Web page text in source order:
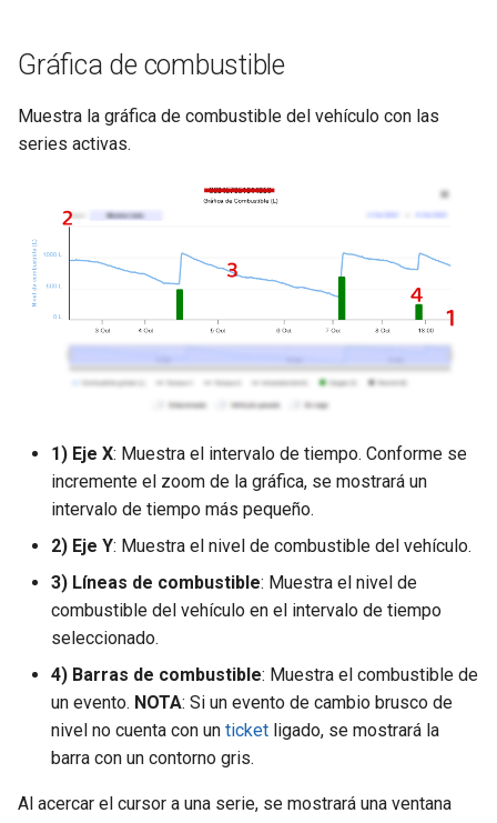
Gráfica de combustible
Muestra la gráfica de combustible del vehículo con las
series activas.
1) Eje X: Muestra el intervalo de tiempo. Conforme se
incremente el zoom de la gráfica, se mostrará un
intervalo de tiempo más pequeño.
2) Eje Y: Muestra el nivel de combustible del vehículo.
3) Líneas de combustible: Muestra el nivel de
combustible del vehículo en el intervalo de tiempo
seleccionado.
4) Barras de combustible: Muestra el combustible de
un evento. NOTA: Si un evento de cambio brusco de
nivel no cuenta con un ticket ligado, se mostrará la
barra con un contorno gris.
Al acercar el cursor a una serie, se mostrará una ventana